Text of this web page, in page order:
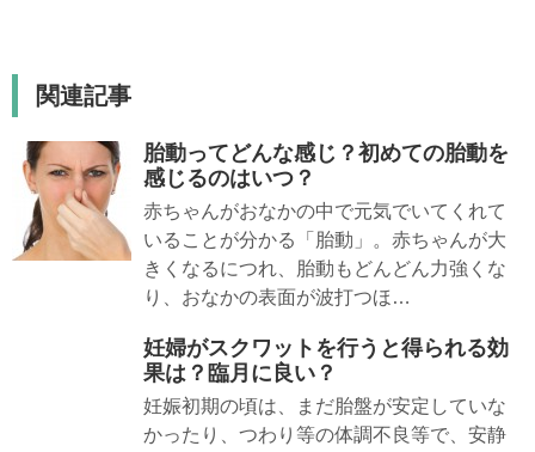
関連記事
胎動ってどんな感じ？初めての胎動を
感じるのはいつ？
赤ちゃんがおなかの中で元気でいてくれて
いることが分かる「胎動」。赤ちゃんが大
きくなるにつれ、胎動もどんどん力強くな
り、おなかの表面が波打つほ…
妊婦がスクワットを行うと得られる効
果は？臨月に良い？
妊娠初期の頃は、まだ胎盤が安定していな
かったり、つわり等の体調不良等で、安静